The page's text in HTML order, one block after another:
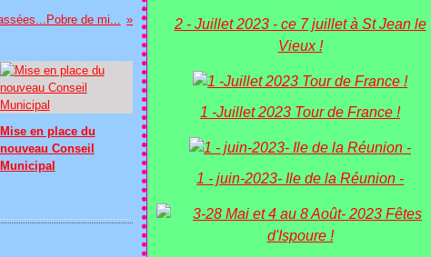
de mi...
Mise en place du
nouveau Conseil
Municipal
2 - Juillet 2023 - ce 7 juillet à St Jean le
Vieux !
1 -Juillet 2023 Tour de France !
1 - juin-2023- Ile de la Réunion -